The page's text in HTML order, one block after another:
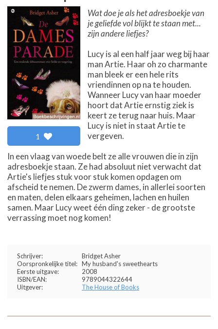
1
Wat doe je als het adresboekje van
je geliefde vol blijkt te staan met...
zijn andere liefjes?
Lucy is al een half jaar weg bij haar
man Artie. Haar oh zo charmante
man bleek er een hele rits
vriendinnen op na te houden.
Wanneer Lucy van haar moeder
hoort dat Artie ernstig ziek is
keert ze terug naar huis. Maar
Lucy is niet in staat Artie te
vergeven.
In een vlaag van woede belt ze alle vrouwen die in zijn
adresboekje staan. Ze had absoluut niet verwacht dat
Artie's liefjes stuk voor stuk komen opdagen om
afscheid te nemen. De zwerm dames, in allerlei soorten
en maten, delen elkaars geheimen, lachen en huilen
samen. Maar Lucy weet één ding zeker - de grootste
verrassing moet nog komen!
Schrijver:
Bridget Asher
Oorspronkelijke titel: My husband's sweethearts
Eerste uitgave:
2008
ISBN/EAN:
9789044322644
Uitgever:
The House of Books